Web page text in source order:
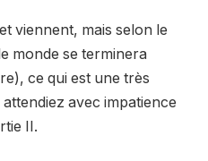
viennent, mais selon le
monde se terminera
ce qui est une très
avec impatience
II.